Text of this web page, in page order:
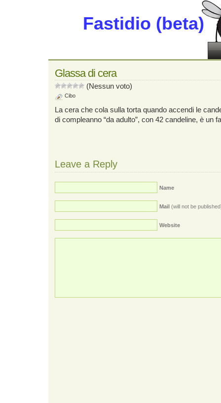
Fastidio (beta)
Glassa di cera
(Nessun voto)
Cibo
La cera che cola sulla torta quando accendi le
di compleanno “da adulto”, con 42 candeline, è un
Leave a Reply
Name
Mail (will not be
Website